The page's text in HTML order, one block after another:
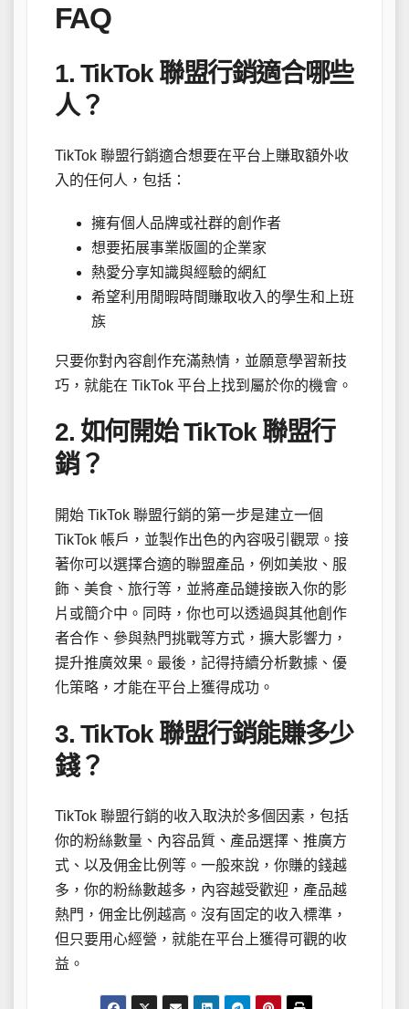
FAQ
1. TikTok 聯盟行銷適合哪些
人？
TikTok 聯盟行銷適合想要在平台上賺取額外收
入的任何人，包括：
擁有個人品牌或社群的創作者
想要拓展事業版圖的企業家
熱愛分享知識與經驗的網紅
希望利用閒暇時間賺取收入的學生和上班
族
只要你對內容創作充滿熱情，並願意學習新技
巧，就能在 TikTok 平台上找到屬於你的機會。
2. 如何開始 TikTok 聯盟行
銷？
開始 TikTok 聯盟行銷的第一步是建立一個
TikTok 帳戶，並製作出色的內容吸引觀眾。接
著你可以選擇合適的聯盟產品，例如美妝、服
飾、美食、旅行等，並將產品鏈接嵌入你的影
片或簡介中。同時，你也可以透過與其他創作
者合作、參與熱門挑戰等方式，擴大影響力，
提升推廣效果。最後，記得持續分析數據、優
化策略，才能在平台上獲得成功。
3. TikTok 聯盟行銷能賺多少
錢？
TikTok 聯盟行銷的收入取決於多個因素，包括
你的粉絲數量、內容品質、產品選擇、推廣方
式、以及佣金比例等。一般來說，你賺的錢越
多，你的粉絲數越多，內容越受歡迎，產品越
熱門，佣金比例越高。沒有固定的收入標準，
但只要用心經營，就能在平台上獲得可觀的收
益。